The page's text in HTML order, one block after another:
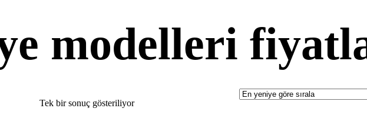
modelleri
Tek bir sonuç gösteriliyor